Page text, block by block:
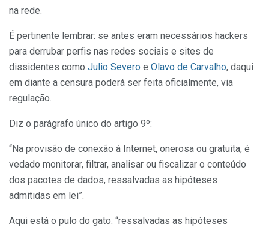
na rede.
É pertinente lembrar: se antes eram necessários hackers
para derrubar perfis nas redes sociais e sites de
dissidentes como Julio Severo e Olavo de Carvalho, daqui
em diante a censura poderá ser feita oficialmente, via
regulação.
Diz o parágrafo único do artigo 9º:
“Na provisão de conexão à Internet, onerosa ou gratuita, é
vedado monitorar, filtrar, analisar ou fiscalizar o conteúdo
dos pacotes de dados, ressalvadas as hipóteses
admitidas em lei”.
Aqui está o pulo do gato: “ressalvadas as hipóteses